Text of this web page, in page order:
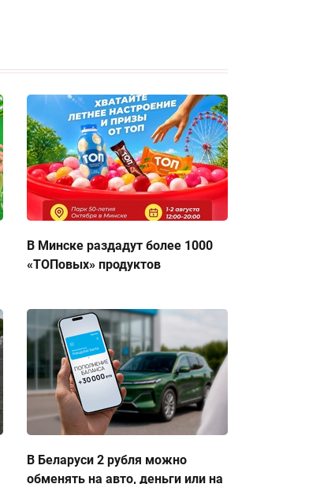
В Минске раздадут более 1000
«ТОПовых» продуктов
В Беларуси 2 рубля можно
обменять на авто, деньги или на